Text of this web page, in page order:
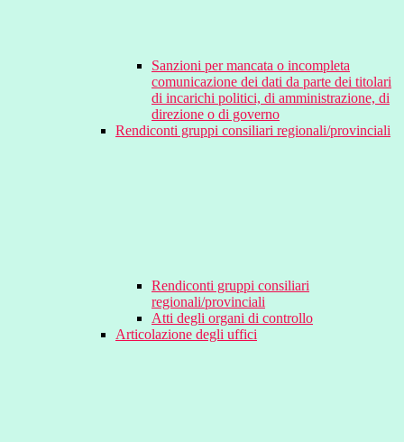
Sanzioni per mancata o incompleta
comunicazione dei dati da parte dei titolari
di incarichi politici, di amministrazione, di
direzione o di governo
Rendiconti gruppi consiliari regionali/provinciali
Rendiconti gruppi consiliari
regionali/provinciali
Atti degli organi di controllo
Articolazione degli uffici